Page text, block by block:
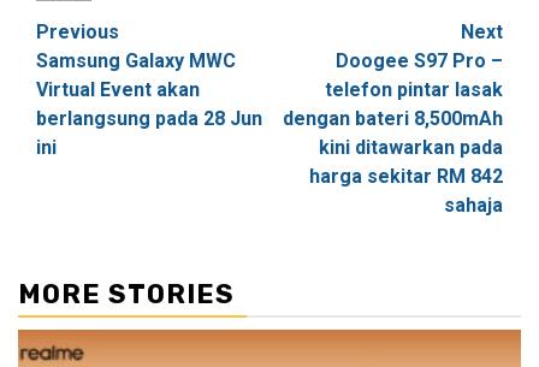
Post
navigation
Previous
Samsung Galaxy MWC
Virtual Event akan
berlangsung pada 28 Jun
ini
Next
Doogee S97 Pro –
telefon pintar lasak
dengan bateri 8,500mAh
kini ditawarkan pada
harga sekitar RM 842
sahaja
MORE STORIES